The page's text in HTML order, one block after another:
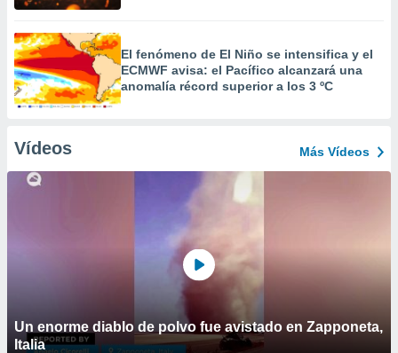
El fenómeno de El Niño se intensifica y el
ECMWF avisa: el Pacífico alcanzará una
anomalía récord superior a los 3 ºC
Vídeos Más Vídeos
Un enorme diablo de polvo fue avistado en Zapponeta,
Italia